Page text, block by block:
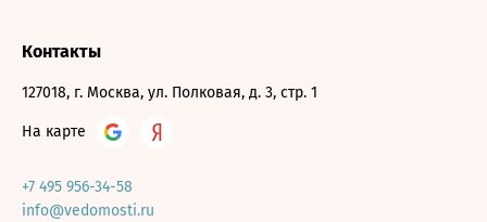
Контакты
127018, г. Москва, ул. Полковая, д. 3, стр. 1
На карте
+7 495 956-34-58
info@vedomosti.ru